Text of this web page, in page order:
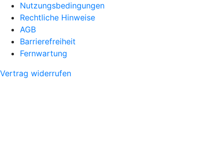
Nutzungsbedingungen
Rechtliche Hinweise
AGB
Barrierefreiheit
Fernwartung
Vertrag widerrufen